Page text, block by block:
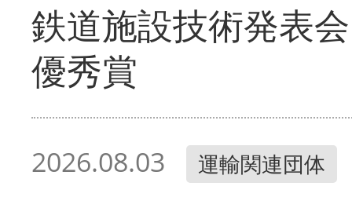
鉄道施設技術発表
優秀賞
2026.08.03 運輸関連団体